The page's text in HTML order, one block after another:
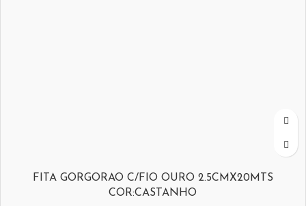
FITA GORGORAO C/FIO OURO 2.5CMX20MTS
COR:CASTANHO